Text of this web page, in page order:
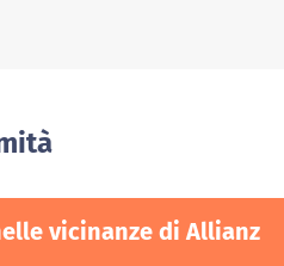
vicinanze di Allianz